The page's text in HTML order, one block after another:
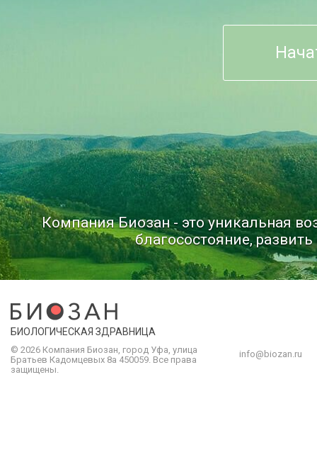
Компания Биозан - это уникальная
благосостояние,
БИОЛОГИЧЕСКАЯ ЗДРАВНИЦА
© 2026 Компания Биозан, город Уфа, улица
Братьев Кадомцевых 8а 450059. Все права
защищены.
info@biozan.ru